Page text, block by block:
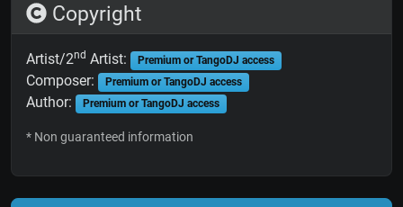
Copyright
Artist/2nd Artist: Premium or TangoDJ access
Composer: Premium or TangoDJ access
Author: Premium or TangoDJ access
* Non guaranteed information